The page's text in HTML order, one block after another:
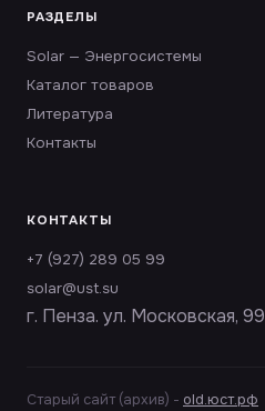
РАЗДЕЛЫ
Solar — Энергосистемы
Каталог товаров
Литература
Контакты
КОНТАКТЫ
+7 (927) 289 05 99
solar@ust.su
г. Пенза. ул. Московская, 99
Старый сайт (архив) - old.юст.рф